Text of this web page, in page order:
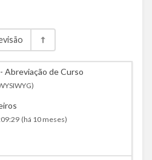
Abreviação de Curso
(há 10 meses)